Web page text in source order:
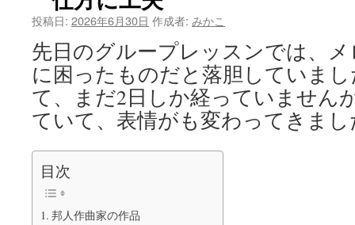
投稿日: 2026年6月30日 作成者: みかこ
先日のグループレッスンでは、
に困ったものだと落胆していま
て、まだ2日しか経っていません
ていて、表情がも変わってきまし
目次
邦人作曲家の作品